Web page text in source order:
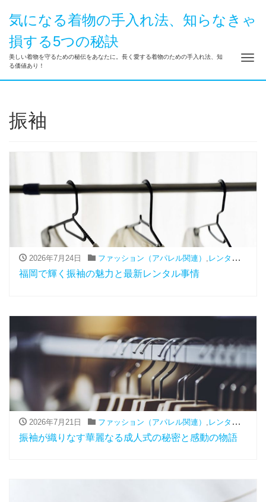
気になる着物の手入れ法、知らなきゃ
損する5つの秘訣
美しい着物を守るための秘伝をあなたに。長く愛する着物のための手入れ法、知
る価値あり！
ナ
振袖
2026年7月24日 ファッション（アパレル関連） , レンタル ,
福岡で輝く振袖の魅力と最新レンタル事情
2026年7月21日 ファッション（アパレル関連） レンタル ,
振袖が織りなす華麗なる成人式の秘密と感動の物語